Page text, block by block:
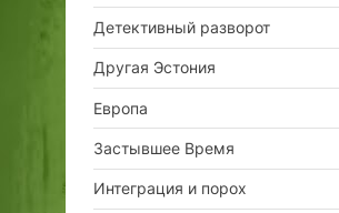
Детективный разворот
Другая Эстония
Европа
Застывшее Время
Интеграция и порох